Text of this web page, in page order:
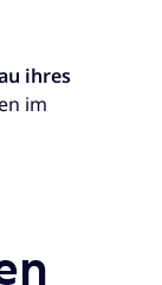
ihres
im